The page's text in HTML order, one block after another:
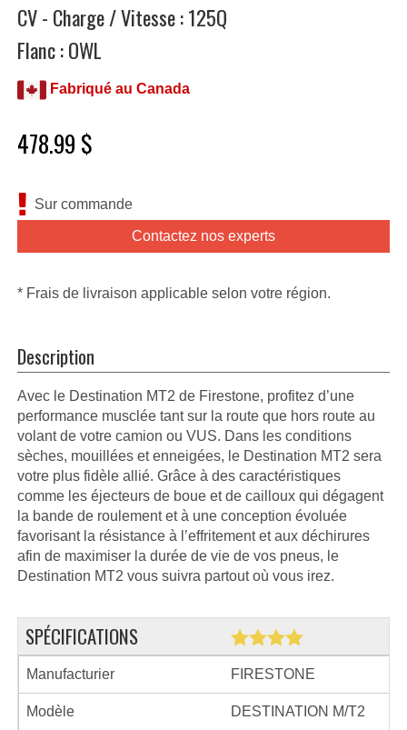
CV - Charge / Vitesse : 125Q
Flanc : OWL
Fabriqué au Canada
478.99 $
Sur commande
Contactez nos experts
* Frais de livraison applicable selon votre région.
Description
Avec le Destination MT2 de Firestone, profitez d’une
performance musclée tant sur la route que hors route au
volant de votre camion ou VUS. Dans les conditions
sèches, mouillées et enneigées, le Destination MT2 sera
votre plus fidèle allié. Grâce à des caractéristiques
comme les éjecteurs de boue et de cailloux qui dégagent
la bande de roulement et à une conception évoluée
favorisant la résistance à l’effritement et aux déchirures
afin de maximiser la durée de vie de vos pneus, le
Destination MT2 vous suivra partout où vous irez.
SPÉCIFICATIONS
Manufacturier FIRESTONE
Modèle DESTINATION M/T2